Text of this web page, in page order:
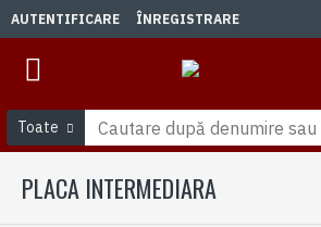
AUTENTIFICARE ÎNREGISTRARE
Toate
PLACA INTERMEDIARA